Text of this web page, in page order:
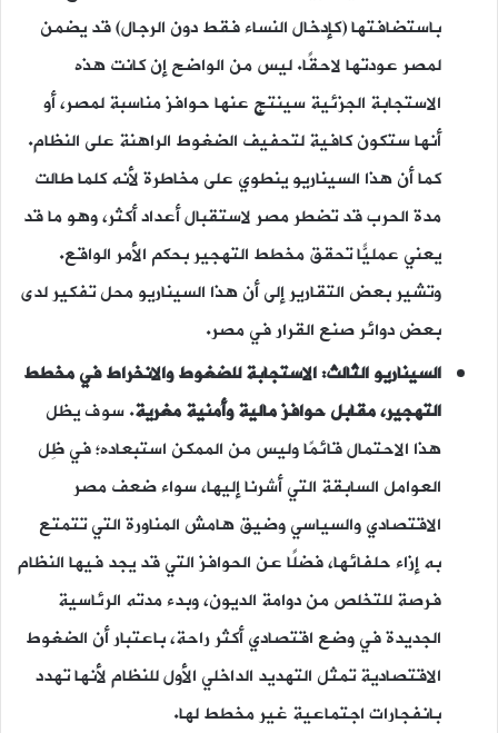
باستضافتها (كإدخال النساء فقط دون الرجال) قد يضمن
لمصر عودتها لاحقًا. ليس من الواضح إن كانت هذه
الاستجابة الجزئية سينتج عنها حوافز مناسبة لمصر، أو
أنها ستكون كافية لتحفيف الضغوط الراهنة على النظام.
كما أن هذا السيناريو ينطوي على مخاطرة لأنه كلما طالت
مدة الحرب قد تضطر مصر لاستقبال أعداد أكثر، وهو ما قد
يعني عمليًّا تحقق مخطط التهجير بحكم الأمر الواقع.
وتشير بعض التقارير إلى أن هذا السيناريو محل تفكير لدى
بعض دوائر صنع القرار في مصر.
السيناريو الثالث: الاستجابة للضغوط والانخراط في مخطط
التهجير، مقابل حوافز مالية وأمنية مغرية. سوف يظل
هذا الاحتمال قائمًا وليس من الممكن استبعاده؛ في ظِل
العوامل السابقة التي أشرنا إليها، سواء ضعف مصر
الاقتصادي والسياسي وضيق هامش المناورة التي تتمتع
به إزاء حلفائها، فضلًا عن الحوافز التي قد يجد فيها النظام
فرصة للتخلص من دوامة الديون، وبدء مدته الرئاسية
الجديدة في وضع اقتصادي أكثر راحة، باعتبار أن الضغوط
الاقتصادية تمثل التهديد الداخلي الأول للنظام لأنها تهدد
بانفجارات اجتماعية غير مخطط لها.